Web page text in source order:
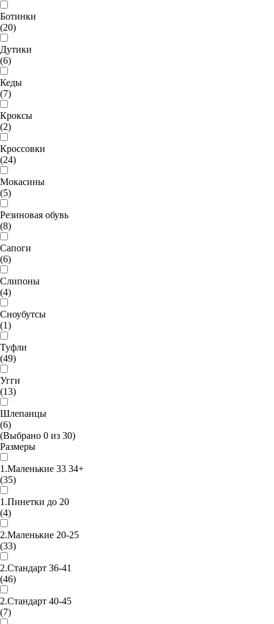
Ботинки
(20)
Дутики
(6)
Кеды
(7)
Кроксы
(2)
Кроссовки
(24)
Мокасины
(5)
Резиновая обувь
(8)
Сапоги
(6)
Слипоны
(4)
Сноубутсы
(1)
Туфли
(49)
Угги
(13)
Шлепанцы
(6)
(Выбрано 0 из 30)
Размеры
1.Маленькие 33 34+
(35)
1.Пинетки до 20
(4)
2.Маленькие 20-25
(33)
2.Стандарт 36-41
(46)
2.Стандарт 40-45
(7)